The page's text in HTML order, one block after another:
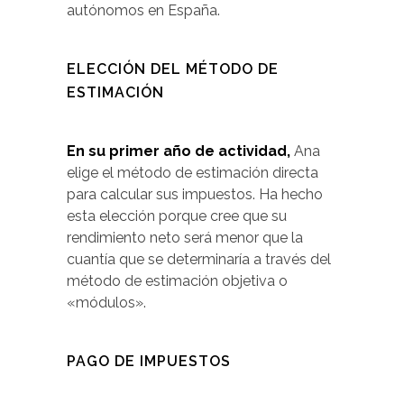
autónomos en España.
ELECCIÓN DEL MÉTODO DE
ESTIMACIÓN
En su primer año de actividad, Ana
elige el método de estimación directa
para calcular sus impuestos. Ha hecho
esta elección porque cree que su
rendimiento neto será menor que la
cuantía que se determinaría a través del
método de estimación objetiva o
«módulos».
PAGO DE IMPUESTOS